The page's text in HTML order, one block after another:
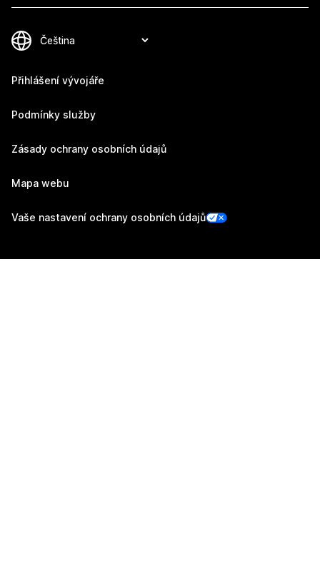
Přihlášení vývojáře
Podmínky služby
Zásady ochrany osobních údajů
Mapa webu
Vaše nastavení ochrany osobních údajů